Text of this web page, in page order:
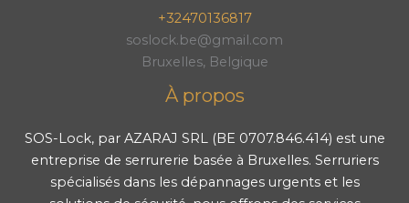
+32470136817
soslock.be@gmail.com
Bruxelles, Belgique
À propos
SOS-Lock, par AZARAJ SRL (BE 0707.846.414) est une
entreprise de serrurerie basée à Bruxelles. Serruriers
spécialisés dans les dépannages urgents et les